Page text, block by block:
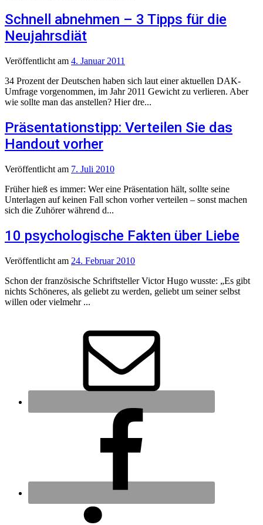
Schnell abnehmen – 3 Tipps für die
Neujahrsdiät
Veröffentlicht am 4. Januar 2011
34 Prozent der Deutschen haben sich laut einer aktuellen DAK-
Umfrage vorgenommen, im Jahr 2011 Gewicht zu verlieren. Aber
wie sollte man das anstellen? Hier dre...
Präsentationstipp: Verteilen Sie das
Handout vorher
Veröffentlicht am 7. Juli 2010
Früher hieß es immer: Wer eine Präsentation hält, sollte seine
Unterlagen auf keinen Fall schon vorher verteilen – sonst machen
sich die Zuhörer während d...
10 psychologische Fakten über Liebe
Veröffentlicht am 24. Februar 2010
Schon der französische Schriftsteller Victor Hugo wusste: „Es gibt
nichts Schöneres, als geliebt zu werden, geliebt um seiner selbst
willen oder vielmehr ...